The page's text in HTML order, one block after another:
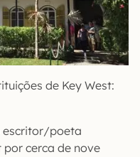
de Key West:
escritor/poeta
cerca de nove